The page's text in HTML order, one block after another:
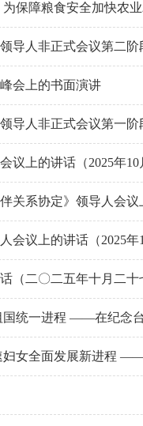
保障粮食安全加快农
导人非正式会议第二
会上的书面演讲
导人非正式会议第一
议上的讲话（2025年10
会议上的讲话（2025年
（二〇二五年十月二